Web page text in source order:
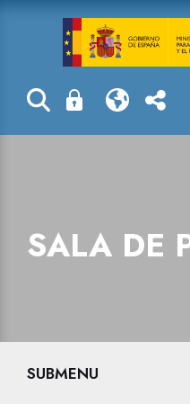
Sala
SALA DE
SUBMENU